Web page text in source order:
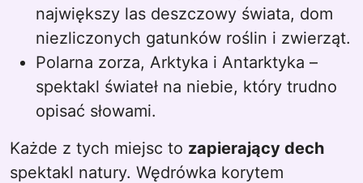
największy las deszczowy świata, dom
niezliczonych gatunków roślin i zwierząt.
Polarna zorza, Arktyka i Antarktyka –
spektakl świateł na niebie, który trudno
opisać słowami.
Każde z tych miejsc to zapierający dech
spektakl natury. Wędrówka korytem